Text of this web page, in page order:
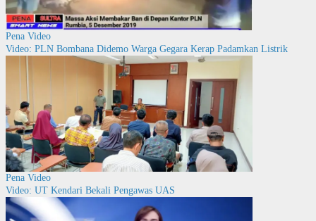
Pena Video
Video: PLN Bombana Didemo Warga Gegara Kerap Padamkan Listrik
Pena Video
Video: UT Kendari Bekali Pengawas UAS